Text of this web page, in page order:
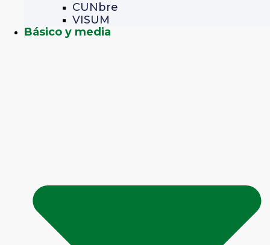
CUNbre
VISUM
Básico y media